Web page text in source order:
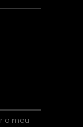
o meu